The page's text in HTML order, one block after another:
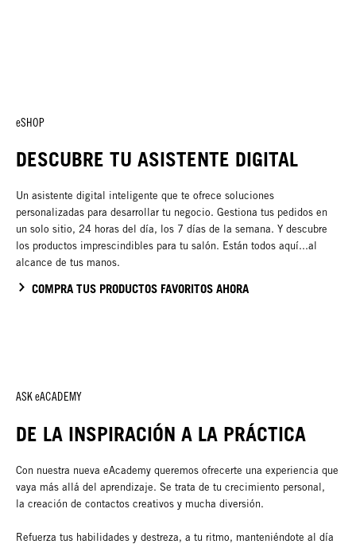
eSHOP
DESCUBRE TU ASISTENTE DIGITAL
Un asistente digital inteligente que te ofrece soluciones
personalizadas para desarrollar tu negocio. Gestiona tus pedidos en
un solo sitio, 24 horas del día, los 7 días de la semana. Y descubre
los productos imprescindibles para tu salón. Están todos aquí...al
alcance de tus manos.
COMPRA TUS PRODUCTOS FAVORITOS AHORA
ASK eACADEMY
DE LA INSPIRACIÓN A LA PRÁCTICA
Con nuestra nueva eAcademy queremos ofrecerte una experiencia que
vaya más allá del aprendizaje. Se trata de tu crecimiento personal,
la creación de contactos creativos y mucha diversión.
Refuerza tus habilidades y destreza, a tu ritmo, manteniéndote al día